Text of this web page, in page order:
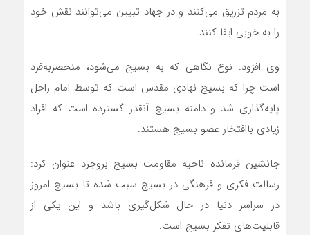
به مردم تزریق می‌کنند و در جهاد تبیین می‌توانند نقش خود
را به خوبی ایفا کنند.
وی افزود: نوع نگاهی که به بسیج می‌شود، منحصربه‌فرد
است چرا که بسیج نهادی مقدس است که توسط امام راحل
پایه‌گذاری شد و دامنه بسیج آنقدر گسترده است که افراد
زیادی باافتخار عضو بسیج هستند.
جانشین فرمانده ناحیه مقاومت بسیج بروجرد عنوان کرد:
رسالت فکری و فرهنگی در بسیج سبب شده تا بسیج امروز
در سراسر دنیا در حال شکل‌گیری باشد و این یکی از
قابلیت‌های تفکر بسیج است.